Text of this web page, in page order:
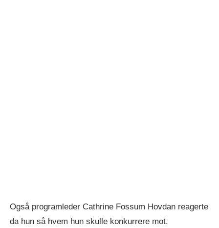
Også programleder Cathrine Fossum Hovdan reagerte
da hun så hvem hun skulle konkurrere mot.